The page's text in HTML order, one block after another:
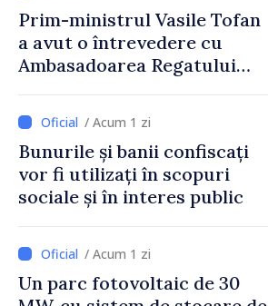
Prim-ministrul Vasile Tofan
a avut o întrevedere cu
Ambasadoarea Regatului
Irlandei de Nord, Fern
Horine / Acum 1 zi
Bunurile și banii confiscați
vor fi utilizați în scopuri
sociale și în interes public
/ Acum 1 zi
Un parc fotovoltaic de 30